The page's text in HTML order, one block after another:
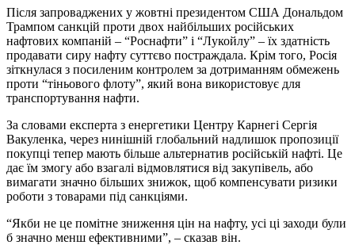
Після запроваджених у жовтні президентом США Дональдом
Трампом санкцій проти двох найбільших російських
нафтових компаній – “Роснафти” і “Лукойлу” – їх здатність
продавати сиру нафту суттєво постраждала. Крім того, Росія
зіткнулася з посиленим контролем за дотриманням обмежень
проти “тіньового флоту”, який вона використовує для
транспортування нафти.
За словами експерта з енергетики Центру Карнегі Сергія
Вакуленка, через нинішній глобальний надлишок пропозиції
покупці тепер мають більше альтернатив російській нафті. Це
дає їм змогу або взагалі відмовлятися від закупівель, або
вимагати значно більших знижок, щоб компенсувати ризики
роботи з товарами під санкціями.
“Якби не це помітне зниження цін на нафту, усі ці заходи були
б значно менш ефективними”, – сказав він.